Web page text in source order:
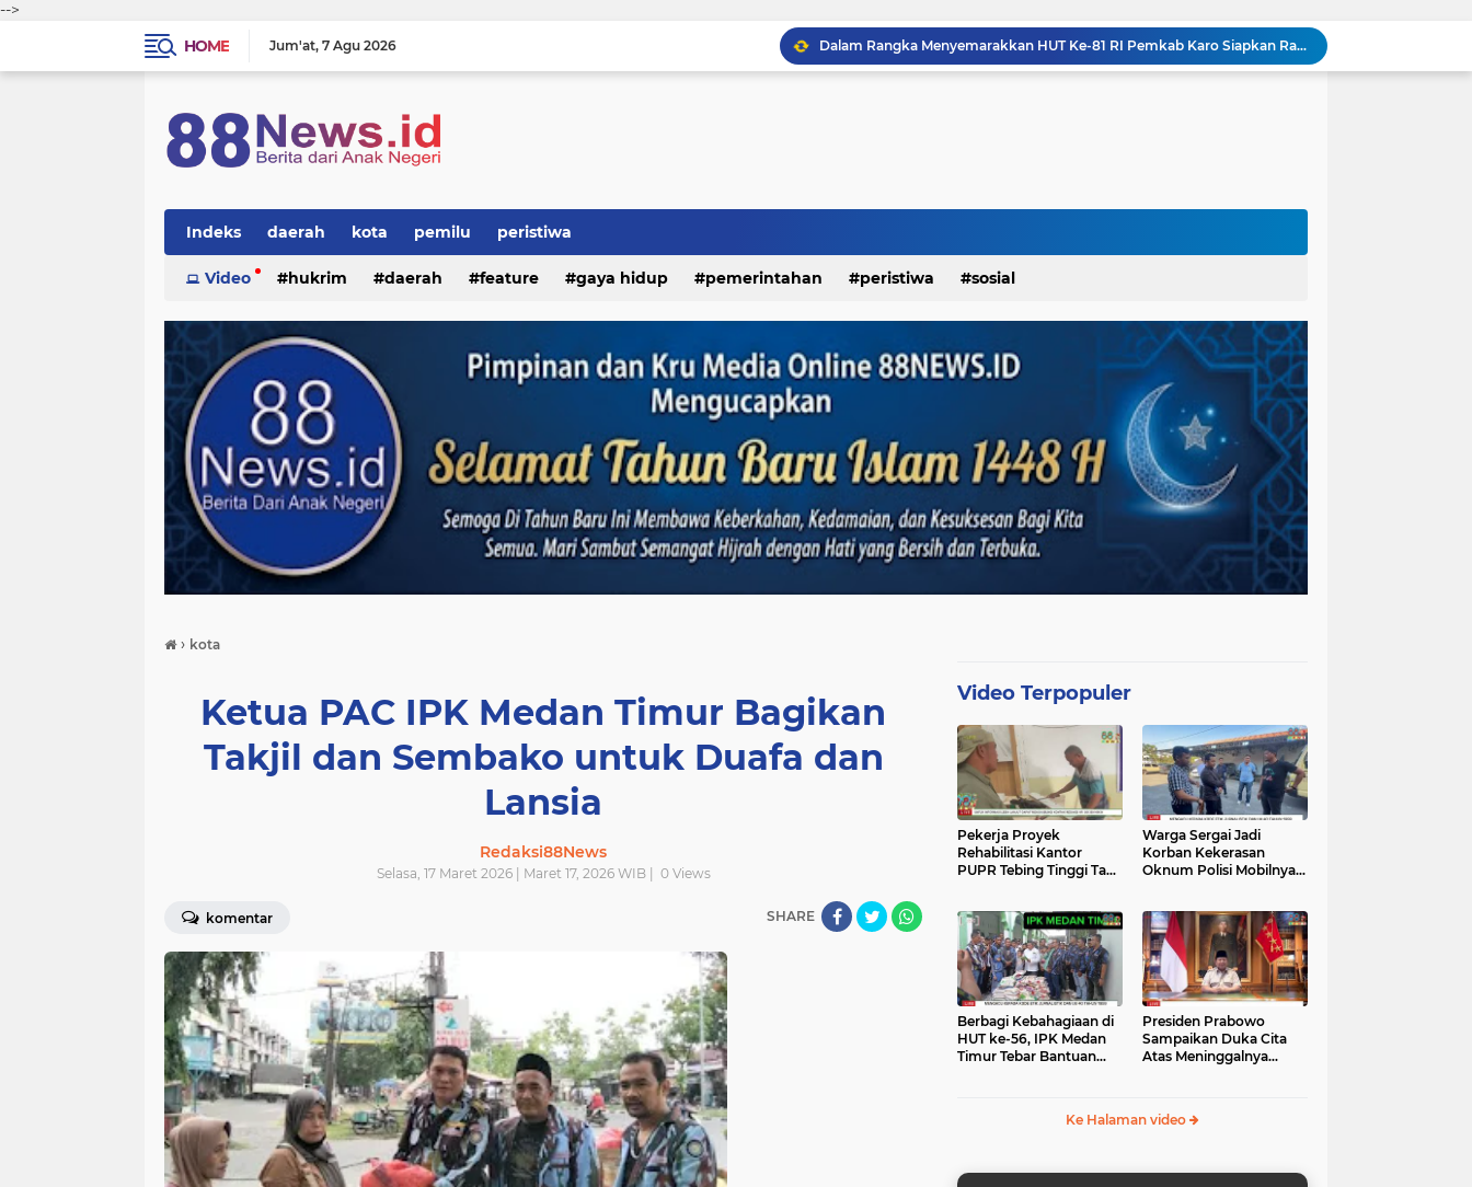
-->
HOME
Jum'at 7 Agu 2026
Dalam Rangka Menyemarakkan HUT Ke-81 RI Pemkab Karo Siapkan Rangkaian Kegiatan
Bupati Karo Serahkan Surat Pernyataan Resmi Penyerahan Aset RSUD Kabanjahe
Di Duga Pengadaan Barang dan Jasa RSUD H. O. K. Arya Zulkarnaen Belum Tayang di SiRUP dan SPSE, Tapi Sudah Dikerjakan: Indikasi Maladministrasi dan Potensi Pelanggaran Hukum
Indeks daerah kota pemilu peristiwa
Video hukrim daerah feature gaya hidup pemerintahan peristiwa sosial
› kota
Ketua PAC IPK Medan Timur Bagikan
Takjil dan Sembako untuk Duafa dan
Lansia
Redaksi88News
Selasa, 17 Maret 2026 | Maret 17, 2026 WIB | 0Views
komentar SHARE
Video Terpopuler
Pekerja Proyek
Rehabilitasi Kantor
PUPR Tebing Tinggi Tak
Warga Sergai Jadi
Korban Kekerasan
Oknum Polisi Mobilnya
Berbagi Kebahagiaan di
HUT ke-56, IPK Medan
Timur Tebar Bantuan
Presiden Prabowo
Sampaikan Duka Cita
Atas Meninggalnya
Ke Halaman video